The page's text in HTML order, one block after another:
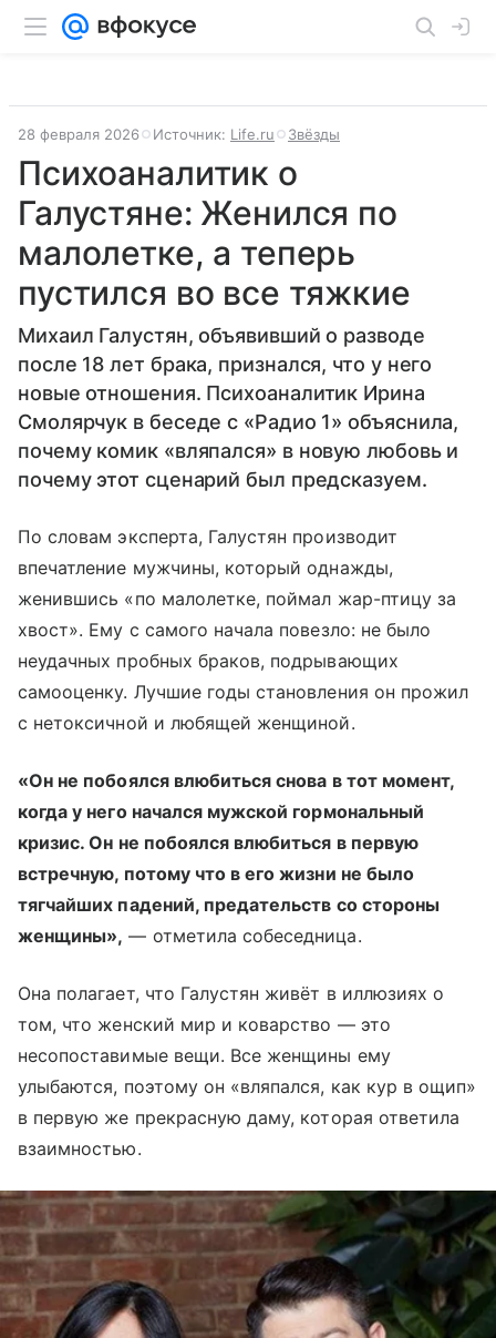
28 февраля 2026 Источник: Life.ru Звёзды
Психоаналитик о
Галустяне: Женился по
малолетке, а теперь
пустился во все тяжкие
Михаил Галустян, объявивший о разводе
после 18 лет брака, признался, что у него
новые отношения. Психоаналитик Ирина
Смолярчук в беседе с «Радио 1» объяснила,
почему комик «вляпался» в новую любовь и
почему этот сценарий был предсказуем.
По словам эксперта, Галустян производит
впечатление мужчины, который однажды,
женившись «по малолетке, поймал жар-птицу за
хвост». Ему с самого начала повезло: не было
неудачных пробных браков, подрывающих
самооценку. Лучшие годы становления он прожил
с нетоксичной и любящей женщиной.
«Он не побоялся влюбиться снова в тот момент,
когда у него начался мужской гормональный
кризис. Он не побоялся влюбиться в первую
встречную, потому что в его жизни не было
тягчайших падений, предательств со стороны
женщины», — отметила собеседница.
Она полагает, что Галустян живёт в иллюзиях о
том, что женский мир и коварство — это
несопоставимые вещи. Все женщины ему
улыбаются, поэтому он «вляпался, как кур в ощип»
в первую же прекрасную даму, которая ответила
взаимностью.